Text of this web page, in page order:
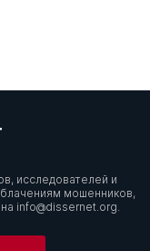
исследователей и
мошенников,
info@dissernet.org.